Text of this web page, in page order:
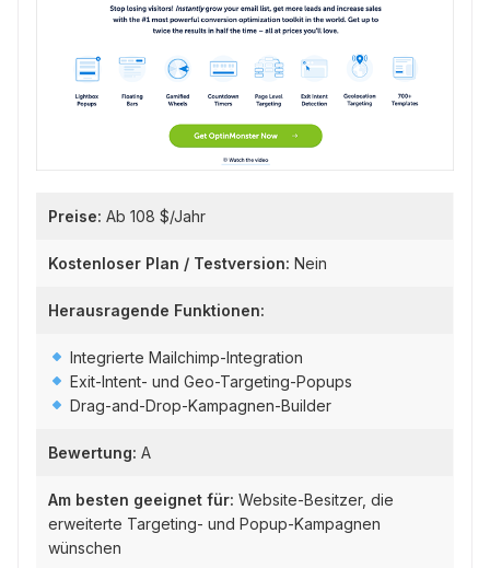
Preise: Ab 108 $/Jahr
Kostenloser Plan / Testversion: Nein
Herausragende Funktionen:
Integrierte Mailchimp-Integration
Exit-Intent- und Geo-Targeting-Popups
Drag-and-Drop-Kampagnen-Builder
Bewertung: A
Am besten geeignet für: Website-Besitzer, die
erweiterte Targeting- und Popup-Kampagnen
wünschen